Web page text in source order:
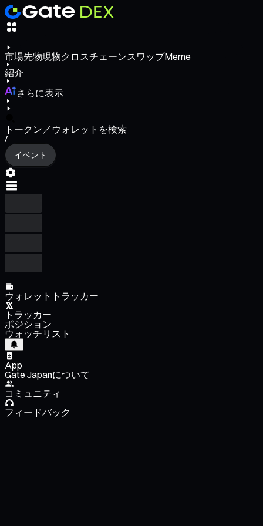
市場先物現物クロスチェーンスワップMeme
紹介
さらに表示
トークン／ウォレットを検索
/
イベント
ウォレットトラッカー
トラッカー
ポジション
ウォッチリスト
App
Gate Japanについて
コミュニティ
フィードバック